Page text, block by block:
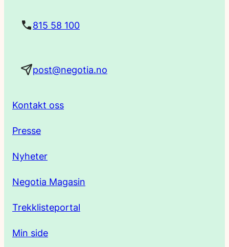
815 58 100
post@negotia.no
Kontakt oss
Presse
Nyheter
Negotia Magasin
Trekklisteportal
Min side